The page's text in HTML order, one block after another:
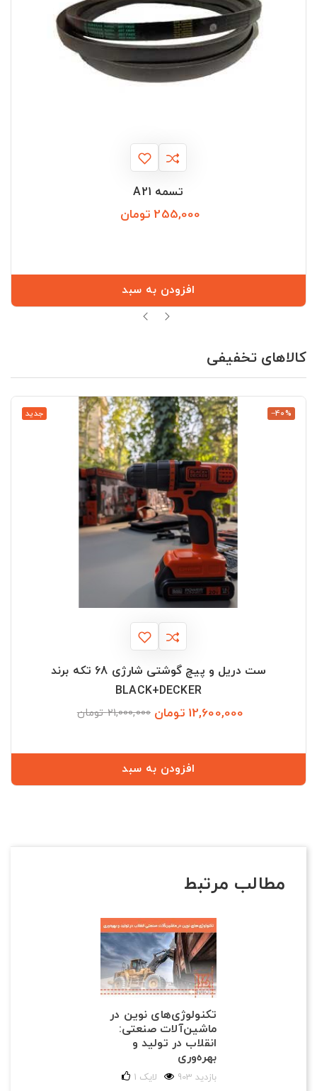
تسمه A21
255,000 تومان
افزودن به سبد
کالاهای تخفیفی
جدید ‎−40%
ست دریل و پیچ گوشتی شارژی 68 تکه برند
BLACK+DECKER
12,600,000 تومان 21,000,000 تومان
افزودن به سبد
مطالب مرتبط
تکنولوژی‌های نوین در
ماشین‌آلات صنعتی:
انقلاب در تولید و
بهره‌وری
903 بازدید 1 لایک